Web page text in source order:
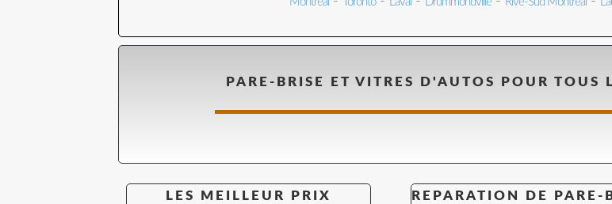
PARE-BRISE ET VITRES D'AUTOS POUR TOUS
LES MEILLEUR PRIX
REPARATION DE PARE-